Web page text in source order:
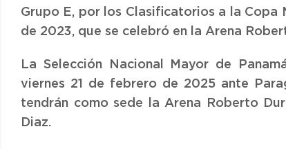
Grupo E, por los Clasificatorios a la
de 2023, que se celebró en la Arena
La Selección Nacional Mayor de
viernes 21 de febrero de 2025 ante
tendrán como sede la Arena Roberto
Diaz.